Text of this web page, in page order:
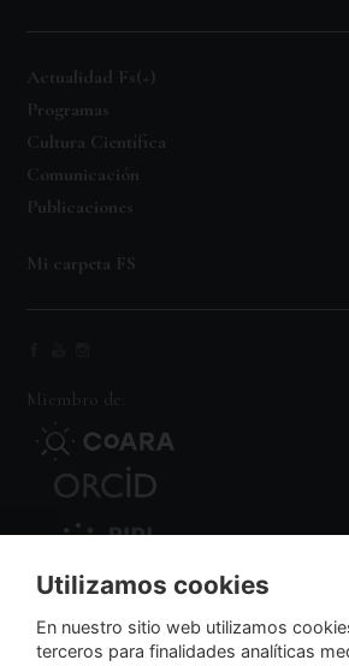
Actualidad Fs(+)
Programas
Cultura Científica
Comunicación
Publicaciones
Mi carpeta FS
Miembro de:
Nodo Regional
Utilizamos cookies
En nuestro sitio web utilizamos
terceros para finalidades analíticas